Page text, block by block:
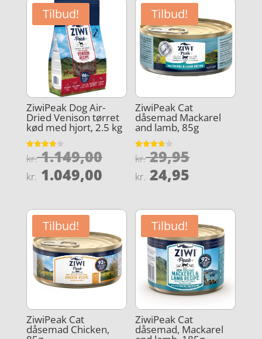
Tilbud!
ZiwiPeak Dog Air-
Dried Venison tørret
kød med hjort, 2.5 kg
Vurderet
3.9
kr.1.149,00Den
oprindelige
kr. 1.149,00.
kr. 1.049,00Den
pris
kr. 1.049,00.
Tilbud!
ZiwiPeak Cat
dåsemad Mackarel
and lamb, 85g
Vurderet
3.8
kr.29,95Den
kr. 29,95.
kr. 24,95
pris
er:
kr. 24,95.
Tilbud!
ZiwiPeak Cat
dåsemad Chicken,
Tilbud!
ZiwiPeak Cat
dåsemad, Mackarel